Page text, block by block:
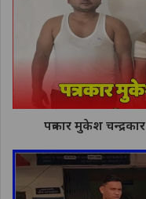
पत्रकार मुकेश